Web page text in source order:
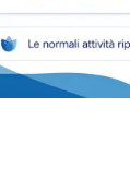
POLVERE